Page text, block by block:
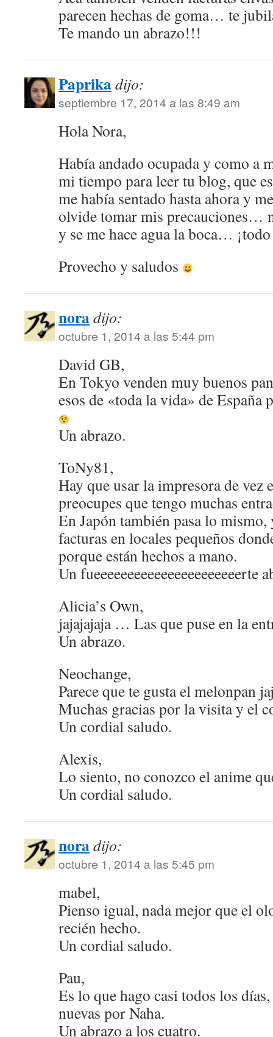
parecen hechas de goma… te
Te mando un abrazo!!!
Paprikadijo:
septiembre 17, 2014 a las 8:49 am
Hola Nora,
Había andado ocupada y como a
mi tiempo para leer tu blog, que
me había sentado hasta ahora y
olvide tomar mis precauciones…
y se me hace agua la boca…
Provecho y saludos
noradijo:
octubre 1, 2014 a las 5:44 pm
David GB,
En Tokyo venden muy buenos
esos de «toda la vida» de España
Un abrazo.
ToNy81,
Hay que usar la impresora de vez
preocupes que tengo muchas
En Japón también pasa lo
facturas en locales pequeños
porque están hechos a mano.
Un fueeeeeeeeeeeeeeeeeeeeeerte
Alicia’s Own,
jajajajaja … Las que puse en la
Un abrazo.
Neochange,
Parece que te gusta el melonpan
Muchas gracias por la visita y el
Un cordial saludo.
Alexis,
Lo siento, no conozco el anime
Un cordial saludo.
noradijo:
octubre 1, 2014 a las 5:45 pm
mabel,
Pienso igual, nada mejor que el
recién hecho.
Un cordial saludo.
Pau,
Es lo que hago casi todos los
nuevas por Naha.
Un abrazo a los cuatro.